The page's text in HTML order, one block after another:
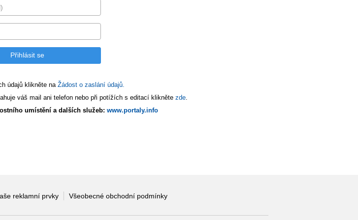
údajů klikněte na Žádost o zaslání údajů.
váš mail ani telefon nebo při potížích s editací klikněte zde
umístění a dalších služeb: www.portaly.info
reklamní prvky Všeobecné obchodní podmínky